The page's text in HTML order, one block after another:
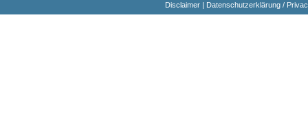
Disclaimer| Datenschutzerklärung /